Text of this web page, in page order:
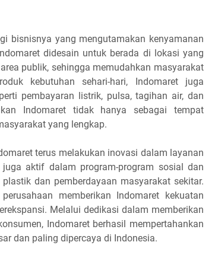
bisnisnya yang mengutamakan kenyamanan
didesain untuk berada di lokasi yang
publik, sehingga memudahkan masyarakat
kebutuhan sehari-hari, Indomaret juga
pembayaran listrik, pulsa, tagihan air, dan
Indomaret tidak hanya sebagai tempat
yang lengkap.
terus melakukan inovasi dalam layanan
aktif dalam program-program sosial dan
dan pemberdayaan masyarakat sekitar.
memberikan Indomaret kekuatan
Melalui dedikasi dalam memberikan
Indomaret berhasil mempertahankan
dan paling dipercaya di Indonesia.